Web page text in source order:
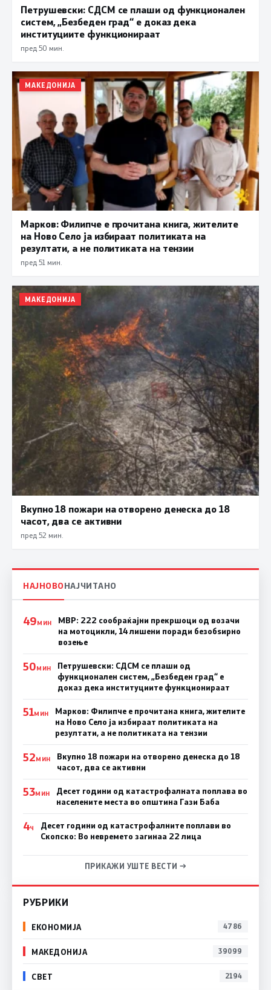
Петрушевски: СДСМ се плаши од функционален
систем, „Безбеден град“ е доказ дека
институциите функционираат
пред 50 мин.
МАКЕДОНИЈА
Марков: Филипче е прочитана книга, жителите
на Ново Село ја избираат политиката на
резултати, а не политиката на тензии
пред 51 мин.
МАКЕДОНИЈА
Вкупно 18 пожари на отворено денеска до 18
часот, два се активни
пред 52 мин.
НАЈНОВОНАЈЧИТАНО
49МИН
МВР: 222 сообраќајни прекршоци од возачи
на мотоцикли, 14 лишени поради безобѕирно
возење
50МИН
Петрушевски: СДСМ се плаши од
функционален систем, „Безбеден град“ е
доказ дека институциите функционираат
51МИН
Марков: Филипче е прочитана книга, жителите
на Ново Село ја избираат политиката на
резултати, а не политиката на тензии
52МИН
Вкупно 18 пожари на отворено денеска до 18
часот, два се активни
53МИН
Десет години од катастрофалната поплава во
населените места во општина Гази Баба
4Ч
Десет години од катастрофалните поплави во
Скопско: Во невремето загинаа 22 лица
ПРИКАЖИ УШТЕ ВЕСТИ →
РУБРИКИ
ЕКОНОМИЈА 4786
МАКЕДОНИЈА 39099
СВЕТ 2194